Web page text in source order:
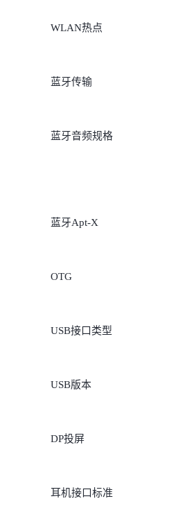
WLAN热点
蓝牙传输
蓝牙音频规格
蓝牙Apt-X
OTG
USB接口类型
USB版本
DP投屏
耳机接口标准